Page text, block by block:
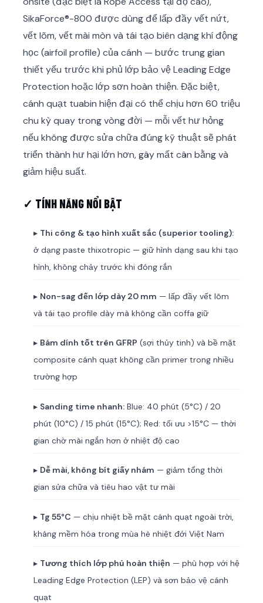
SikaForce®-800 được dùng để lấp đầy vết nứt,
vết lõm, vết mài mòn và tái tạo biên dạng khí động
học (airfoil profile) của cánh — bước trung gian
thiết yếu trước khi phủ lớp bảo vệ Leading Edge
Protection hoặc lớp sơn hoàn thiện. Đặc biệt,
cánh quạt tuabin hiện đại có thể chịu hơn 60 triệu
chu kỳ quay trong vòng đời — mỗi vết hư hỏng
nếu không được sửa chữa đúng kỹ thuật sẽ phát
triển thành hư hại lớn hơn, gây mất cân bằng và
giảm hiệu suất.
✓ TÍNH NĂNG NỔI BẬT
▸ Thi công & tạo hình xuất sắc (superior tooling):
ở dạng paste thixotropic — giữ hình dạng sau khi tạo
hình, không chảy trước khi đóng rắn
▸ Non-sag đến lớp dày 20 mm — lấp đầy vết lõm
và tái tạo profile dày mà không cần coffa giữ
▸ Bám dính tốt trên GFRP (sợi thủy tinh) và bề mặt
composite cánh quạt không cần primer trong nhiều
trường hợp
▸ Sanding time nhanh: Blue: 40 phút (5°C) / 20
phút (10°C) / 15 phút (15°C); Red: tối ưu >15°C — thời
gian chờ mài ngắn hơn ở nhiệt độ cao
▸ Dễ mài, không bít giấy nhám — giảm tổng thời
gian sửa chữa và tiêu hao vật tư mài
▸ Tg 55°C — chịu nhiệt bề mặt cánh quạt ngoài trời,
kháng mềm hóa trong mùa hè nhiệt đới Việt Nam
▸ Tương thích lớp phủ hoàn thiện — phù hợp với hệ
Leading Edge Protection (LEP) và sơn bảo vệ cánh
quạt